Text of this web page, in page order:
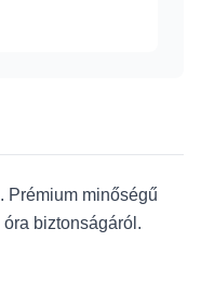
Prémium minőségű
biztonságáról.